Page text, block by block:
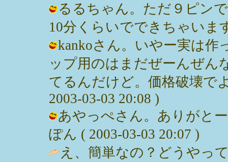
るるちゃん。ただ９ピン
10分くらいでできちゃいま
kankoさん。いやー実は作
ップ用のはまだぜーんぜん
てるんだけど。価格破壊で
2003-03-03 20:08 )
あやっぺさん。ありがと
ぽん ( 2003-03-03 20:07 )
え、簡単なの？どうやっ